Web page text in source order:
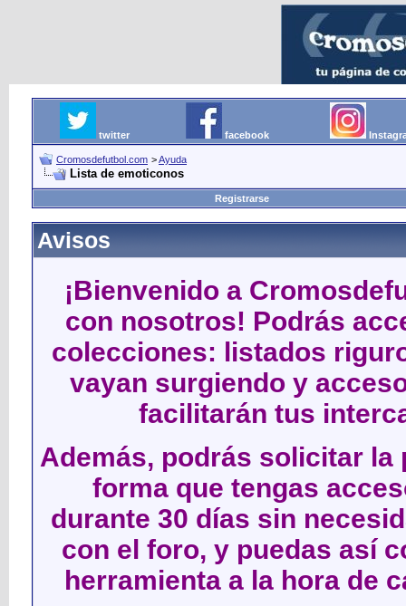
twitter facebook
Cromosdefutbol.com >Ayuda
Lista de emoticonos
Registrarse
Avisos
¡Bienvenido a
con nosotros! Podrás
colecciones: listados
vayan surgiendo y
facilitarán tus
Además, podrás solicitar
forma que tengas
durante 30 días sin
con el foro, y puedas así
herramienta a la hora de